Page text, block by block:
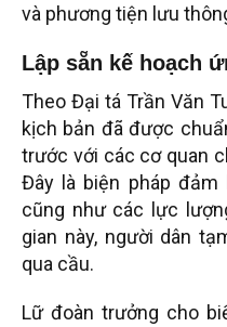
và phương tiện lưu
Lập sẵn kế hoạch
Theo Đại tá Trần Văn
kịch bản đã được
trước với các cơ quan
Đây là biện pháp
cũng như các lực
gian này, người dân
qua cầu.
Lữ đoàn trưởng cho